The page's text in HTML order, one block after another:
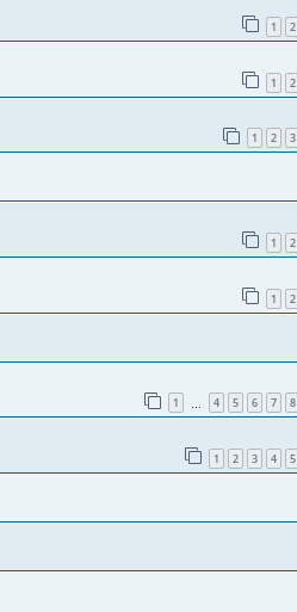
1 2
1 2
1 2 3
1 2
1 2
1 4 5 6 7 8
1 2 3 4 5